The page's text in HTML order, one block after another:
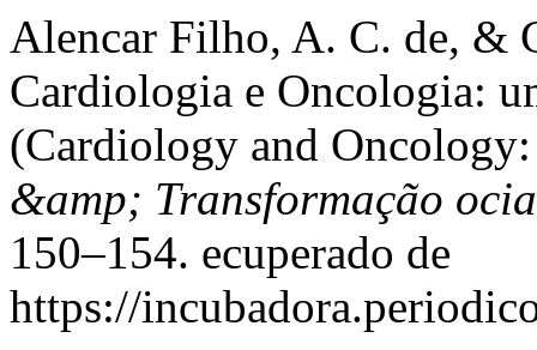
Alencar Filho, A. C. de, &
Cardiologia e Oncologia:
(Cardiology and
&amp; Transformação
150–154. ecuperado de
https://